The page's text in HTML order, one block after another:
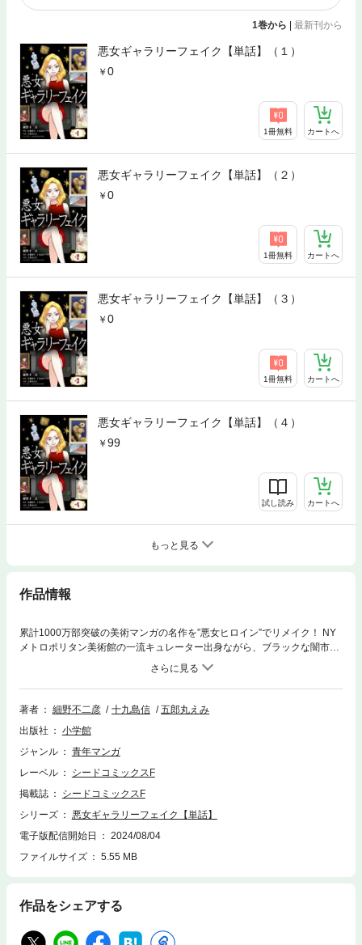
1巻から | 最新刊から
悪女ギャラリーフェイク【単話】（１）
0
1冊無料 カートへ
悪女ギャラリーフェイク【単話】（２）
0
1冊無料 カートへ
悪女ギャラリーフェイク【単話】（３）
0
1冊無料 カートへ
悪女ギャラリーフェイク【単話】（４）
99
試し読み カートへ
もっと見る
作品情報
累計1000万部突破の美術マンガの名作を”悪女ヒロイン”でリメイク！ NY
メトロポリタン美術館の一流キュレーター出身ながら、ブラックな闇市場
で高額なアート品を扱う画商・フジタが織りなす“美”にまつわるエピソー
ドを1stシーズンは全20話でお送りします。
著者 細野不二彦 十九島信
五郎丸えみ
出版社
小学館
ジャンル
青年マンガ
レーベル
シードコミックスF
掲載誌
シードコミックスF
シリーズ
悪女ギャラリーフェイク【単話】
電子版配信開始日
2024/08/04
ファイルサイズ
5.55 MB
作品をシェアする